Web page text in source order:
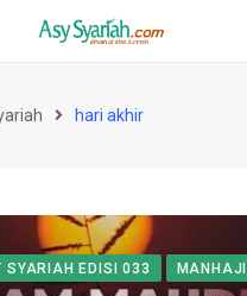
hari akhir
SYARIAH EDISI 033 MANHAJI